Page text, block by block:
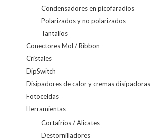
Condensadores en picofaradios
Polarizados y no polarizados
Tantalios
Conectores Mol / Ribbon
Cristales
DipSwitch
Disipadores de calor y cremas disipadoras
Fotoceldas
Herramientas
Cortafríos / Alicates
Destornilladores